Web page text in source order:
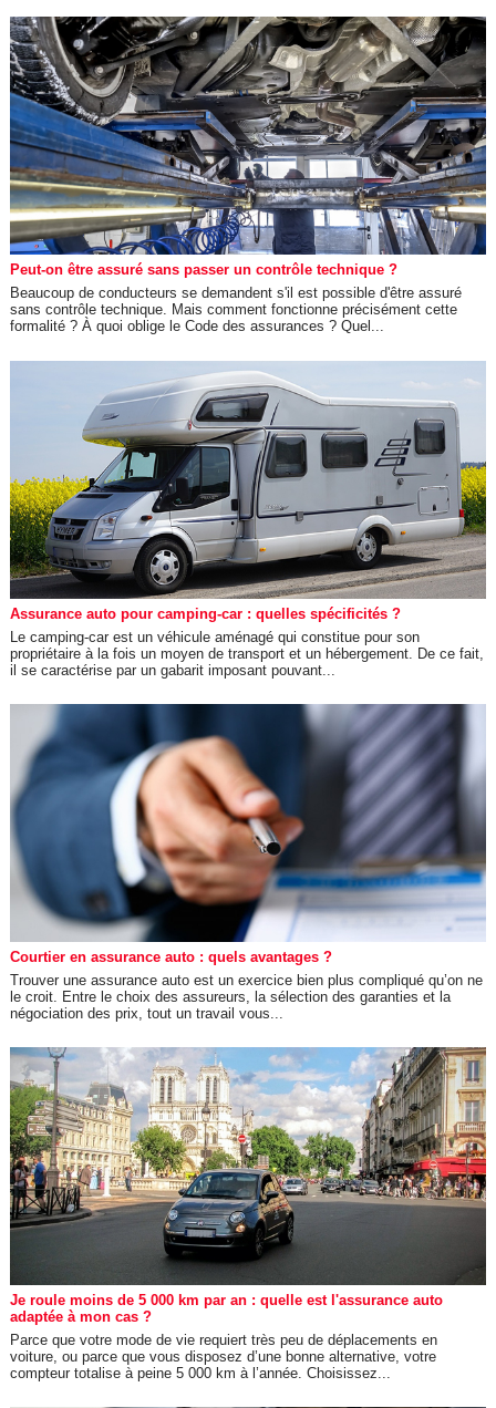
Peut-on être assuré sans passer un contrôle technique ?
Beaucoup de conducteurs se demandent s'il est possible d'être assuré
sans contrôle technique. Mais comment fonctionne précisément cette
formalité ? À quoi oblige le Code des assurances ? Quel...
Assurance auto pour camping-car : quelles spécificités ?
Le camping-car est un véhicule aménagé qui constitue pour son
propriétaire à la fois un moyen de transport et un hébergement. De ce fait,
il se caractérise par un gabarit imposant pouvant...
Courtier en assurance auto : quels avantages ?
Trouver une assurance auto est un exercice bien plus compliqué qu’on ne
le croit. Entre le choix des assureurs, la sélection des garanties et la
négociation des prix, tout un travail vous...
Je roule moins de 5 000 km par an : quelle est l'assurance auto
adaptée à mon cas ?
Parce que votre mode de vie requiert très peu de déplacements en
voiture, ou parce que vous disposez d’une bonne alternative, votre
compteur totalise à peine 5 000 km à l’année. Choisissez...